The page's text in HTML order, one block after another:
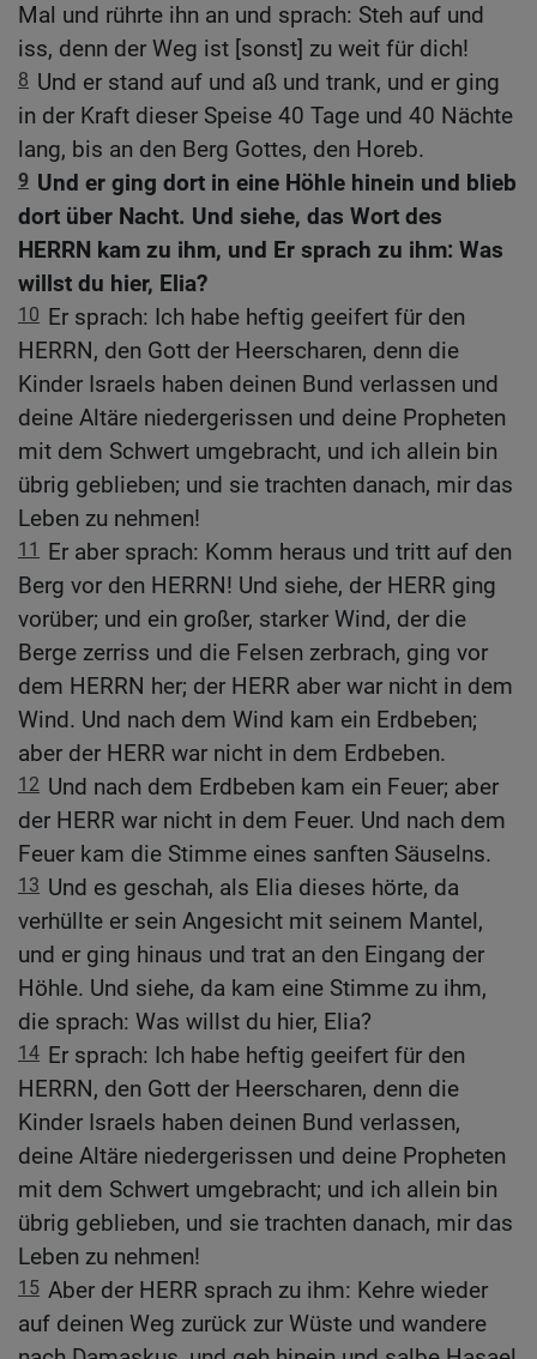
Mal und rührte ihn an und sprach: Steh auf und
iss, denn der Weg ist [sonst] zu weit für dich!
8 Und er stand auf und aß und trank, und er ging
in der Kraft dieser Speise 40 Tage und 40 Nächte
lang, bis an den Berg Gottes, den Horeb.
9 Und er ging dort in eine Höhle hinein und blieb
dort über Nacht. Und siehe, das Wort des
HERRN kam zu ihm, und Er sprach zu ihm: Was
willst du hier, Elia?
10 Er sprach: Ich habe heftig geeifert für den
HERRN, den Gott der Heerscharen, denn die
Kinder Israels haben deinen Bund verlassen und
deine Altäre niedergerissen und deine Propheten
mit dem Schwert umgebracht, und ich allein bin
übrig geblieben; und sie trachten danach, mir das
Leben zu nehmen!
11
Er aber sprach: Komm heraus und tritt auf den
Berg vor den HERRN! Und siehe, der HERR ging
vorüber; und ein großer, starker Wind, der die
Berge zerriss und die Felsen zerbrach, ging vor
dem HERRN her; der HERR aber war nicht in dem
Wind. Und nach dem Wind kam ein Erdbeben;
aber der HERR war nicht in dem Erdbeben.
12 Und nach dem Erdbeben kam ein Feuer; aber
der HERR war nicht in dem Feuer. Und nach dem
Feuer kam die Stimme eines sanften Säuselns.
13 Und es geschah, als Elia dieses hörte, da
verhüllte er sein Angesicht mit seinem Mantel,
und er ging hinaus und trat an den Eingang der
Höhle. Und siehe, da kam eine Stimme zu ihm,
die sprach: Was willst du hier, Elia?
14 Er sprach: Ich habe heftig geeifert für den
HERRN, den Gott der Heerscharen, denn die
Kinder Israels haben deinen Bund verlassen,
deine Altäre niedergerissen und deine Propheten
mit dem Schwert umgebracht; und ich allein bin
übrig geblieben, und sie trachten danach, mir das
Leben zu nehmen!
15 Aber der HERR sprach zu ihm: Kehre wieder
auf deinen Weg zurück zur Wüste und wandere